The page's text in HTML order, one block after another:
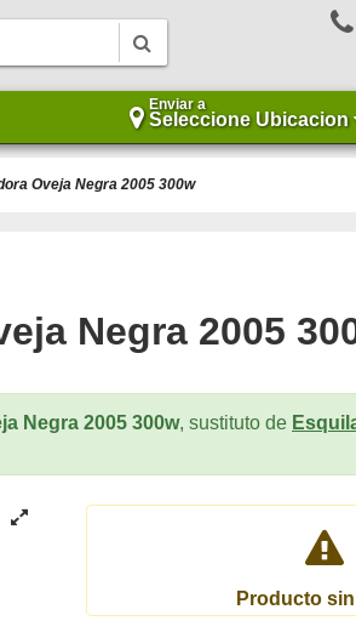
Enviar a
Seleccione Ubicacion
Oveja Negra 2005 300w
Negra 2005
Negra 2005 300w, sustituto de
Producto